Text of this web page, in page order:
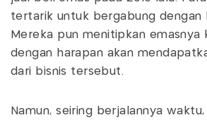
tertarik untuk bergabung dengan
Mereka pun menitipkan emasnya
dengan harapan akan
dari bisnis tersebut.
Namun, seiring berjalannya waktu,